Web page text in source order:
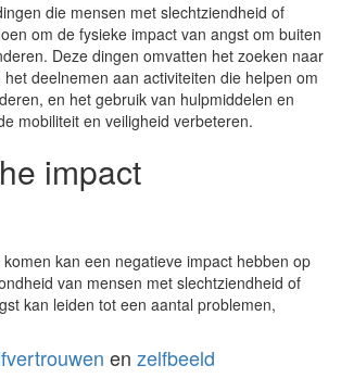
die mensen met slechtziendheid of
om de fysieke impact van angst om buiten
Deze dingen omvatten het zoeken naar
deelnemen aan activiteiten die helpen om
en het gebruik van hulpmiddelen en
mobiliteit en veiligheid verbeteren.
impact
kan een negatieve impact hebben op
van mensen met slechtziendheid of
kan leiden tot een aantal problemen,
en zelfbeeld